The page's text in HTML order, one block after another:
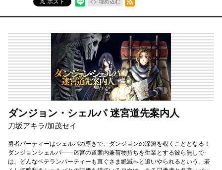
ポスト
埋め込む
ダンジョン・シェルパ 迷宮道先案内人
刀坂アキラ/加茂セイ
勇者パーティーはシェルパの導きで、ダンジョンの深淵を覗くこととなる！
ダンジョンシェルパ――迷宮の道案内兼荷物持ちを生業とする彼ら無しで
は、どんなベテランパーティーも直ぐさま絶滅へと追いやられるという。若